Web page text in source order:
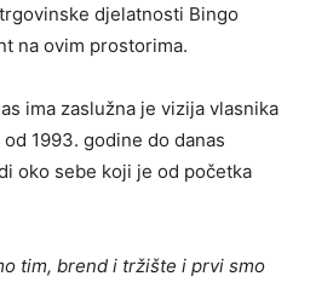
djelatnosti Bingo
na ovim prostorima.
ima zaslužna je vizija vlasnika
1993. godine do danas
oko sebe koji je od početka
tim, brend i tržište i prvi smo